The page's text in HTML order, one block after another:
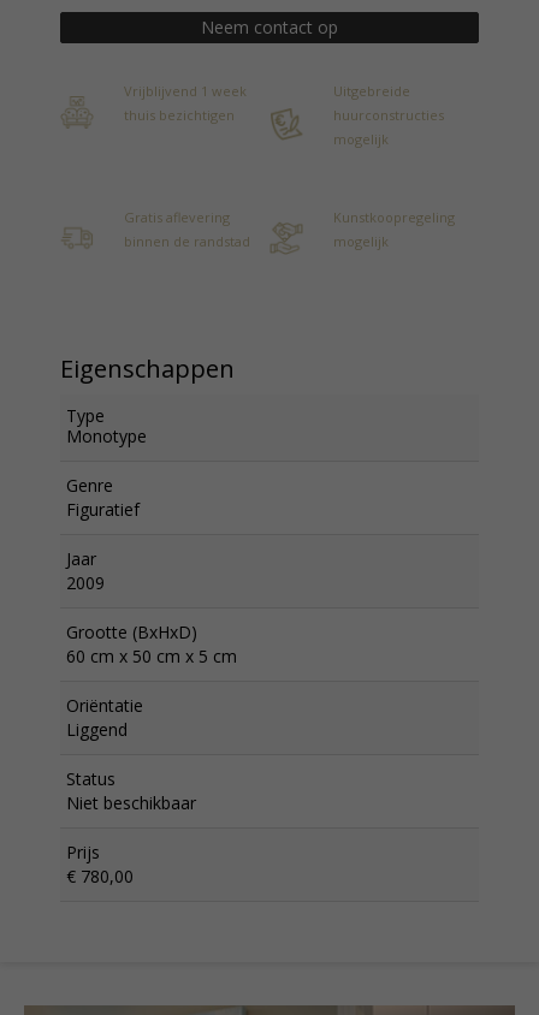
Neem contact op
Vrijblijvend 1 week
thuis bezichtigen
Uitgebreide
huurconstructies
mogelijk
Gratis aflevering
binnen de randstad
Kunstkoopregeling
mogelijk
Eigenschappen
Type
Monotype
Genre
Figuratief
Jaar
2009
Grootte (BxHxD)
60 cm x 50 cm x 5 cm
Oriëntatie
Liggend
Status
Niet beschikbaar
Prijs
€ 780,00